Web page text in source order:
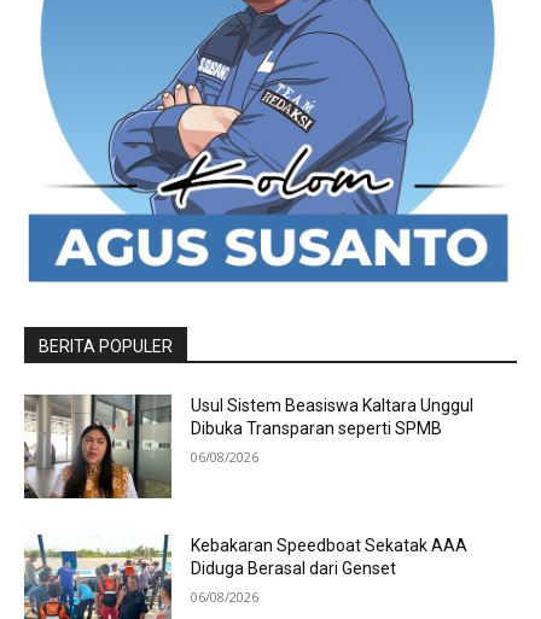
BERITA POPULER
Usul Sistem Beasiswa Kaltara Unggul
Dibuka Transparan seperti SPMB
06/08/2026
Kebakaran Speedboat Sekatak AAA
Diduga Berasal dari Genset
06/08/2026